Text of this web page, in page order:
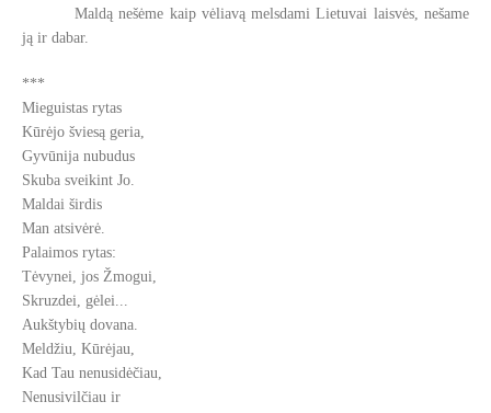
Maldą nešėme kaip vėliavą melsdami Lietuvai laisvės, nešame
ją ir dabar.
***
Mieguistas rytas
Kūrėjo šviesą geria,
Gyvūnija nubudus
Skuba sveikint Jo.
Maldai širdis
Man atsivėrė.
Palaimos rytas:
Tėvynei, jos Žmogui,
Skruzdei, gėlei...
Aukštybių dovana.
Meldžiu, Kūrėjau,
Kad Tau nenusidėčiau,
Nenusivilčiau ir